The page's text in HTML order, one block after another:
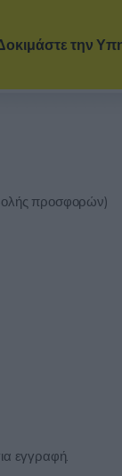
την
προσφορών)
εγγραφή.